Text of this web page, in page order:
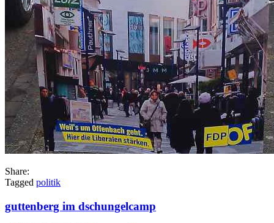
Share:
Tagged politik
guttenberg im dschungelcamp